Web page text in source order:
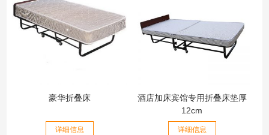
豪华折叠床
详细信息
酒店加床宾馆专用折叠床垫厚
12cm
详细信息